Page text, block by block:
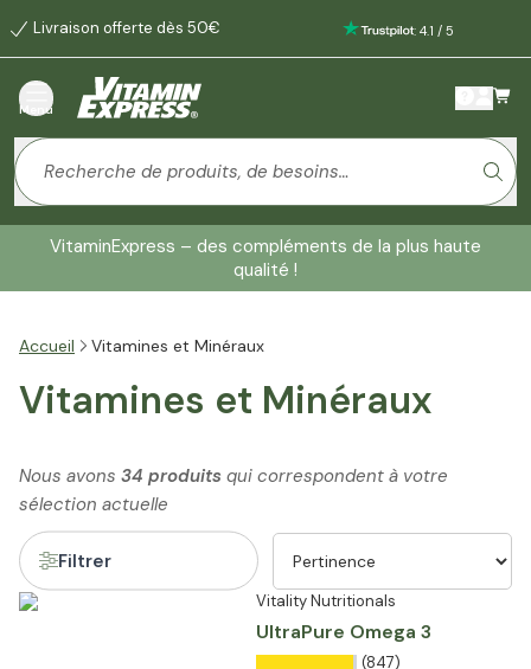
Livraison offerte dès 50€ : 4.1 / 5
Menu
VitaminExpress – des compléments de la plus haute
qualité !
Accueil Vitamines et Minéraux
Vitamines et Minéraux
Nous avons 34 produits qui correspondent à votre
sélection actuelle
Filtrer
Vitality Nutritionals
UltraPure Omega 3
(847)